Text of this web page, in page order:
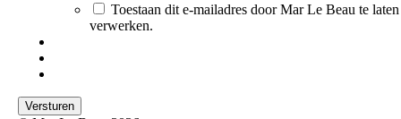
Toestaan dit e-mailadres door Mar Le Beau te laten
verwerken.